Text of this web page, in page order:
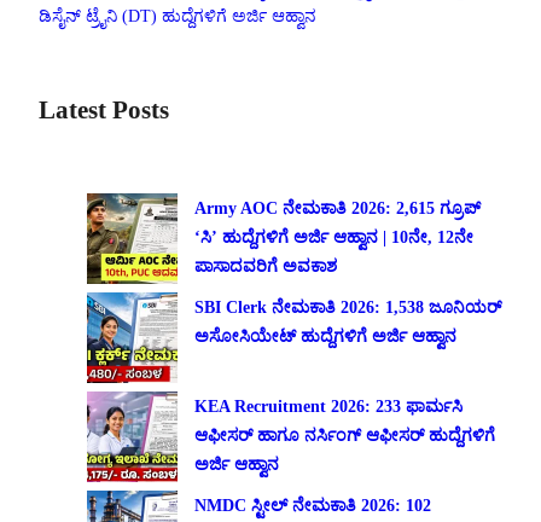
ಡಿಸೈನ್ ಟ್ರೈನಿ (DT) ಹುದ್ದೆಗಳಿಗೆ ಅರ್ಜಿ ಆಹ್ವಾನ
Latest Posts
Army AOC ನೇಮಕಾತಿ 2026: 2,615 ಗ್ರೂಪ್
‘ಸಿ’ ಹುದ್ದೆಗಳಿಗೆ ಅರ್ಜಿ ಆಹ್ವಾನ | 10ನೇ, 12ನೇ
ಪಾಸಾದವರಿಗೆ ಅವಕಾಶ
SBI Clerk ನೇಮಕಾತಿ 2026: 1,538 ಜೂನಿಯರ್
ಅಸೋಸಿಯೇಟ್ ಹುದ್ದೆಗಳಿಗೆ ಅರ್ಜಿ ಆಹ್ವಾನ
KEA Recruitment 2026: 233 ಫಾರ್ಮಸಿ
ಆಫೀಸರ್ ಹಾಗೂ ನರ್ಸಿಂಗ್ ಆಫೀಸರ್ ಹುದ್ದೆಗಳಿಗೆ
ಅರ್ಜಿ ಆಹ್ವಾನ
NMDC ಸ್ಟೀಲ್ ನೇಮಕಾತಿ 2026: 102